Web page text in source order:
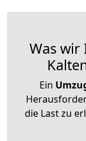
Was
Ein
die Last zu